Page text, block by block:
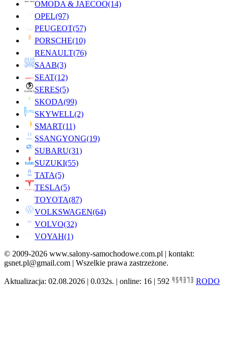
OMODA & JAECOO(14)
OPEL(97)
PEUGEOT(57)
PORSCHE(10)
RENAULT(76)
SAAB(3)
SEAT(12)
SERES(5)
SKODA(99)
SKYWELL(2)
SMART(11)
SSANGYONG(19)
SUBARU(31)
SUZUKI(55)
TATA(5)
TESLA(5)
TOYOTA(87)
VOLKSWAGEN(64)
VOLVO(32)
VOYAH(1)
© 2009-2026 www.salony-samochodowe.com.pl | kontakt:
gsnet.pl@gmail.com | Wszelkie prawa zastrzeżone.
Aktualizacja: 02.08.2026 | 0.032s. | online: 16 | 592 RODO